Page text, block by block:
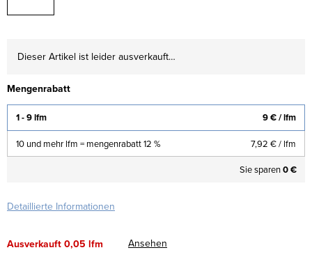
Dieser Artikel ist leider ausverkauft…
Mengenrabatt
1 - 9 lfm 9 €/ lfm
10 und mehr lfm = mengenrabatt 12 % 7,92 €/ lfm
Sie sparen0 €
Detaillierte Informationen
Ausverkauft0,05 lfm
Ansehen